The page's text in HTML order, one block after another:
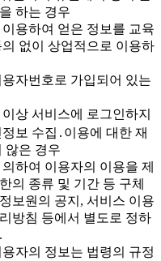
하는 경우
용하여 얻은 정보를 교육
없이 상업적으로 이용하
자번호로 가입되어 있는
상 서비스에 로그인하지
보 수집․이용에 대한 재
않은 경우
하여 이용자의 이용을 제
의 종류 및 기간 등 구체
보원의 공지, 서비스 이용
방침 등에서 별도로 정하
자의 정보는 법령의 규정